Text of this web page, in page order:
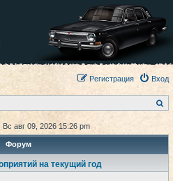
Вход
Регистрация
о
к
авг 09, 2026 15:26 pm
Форум
на текущий год